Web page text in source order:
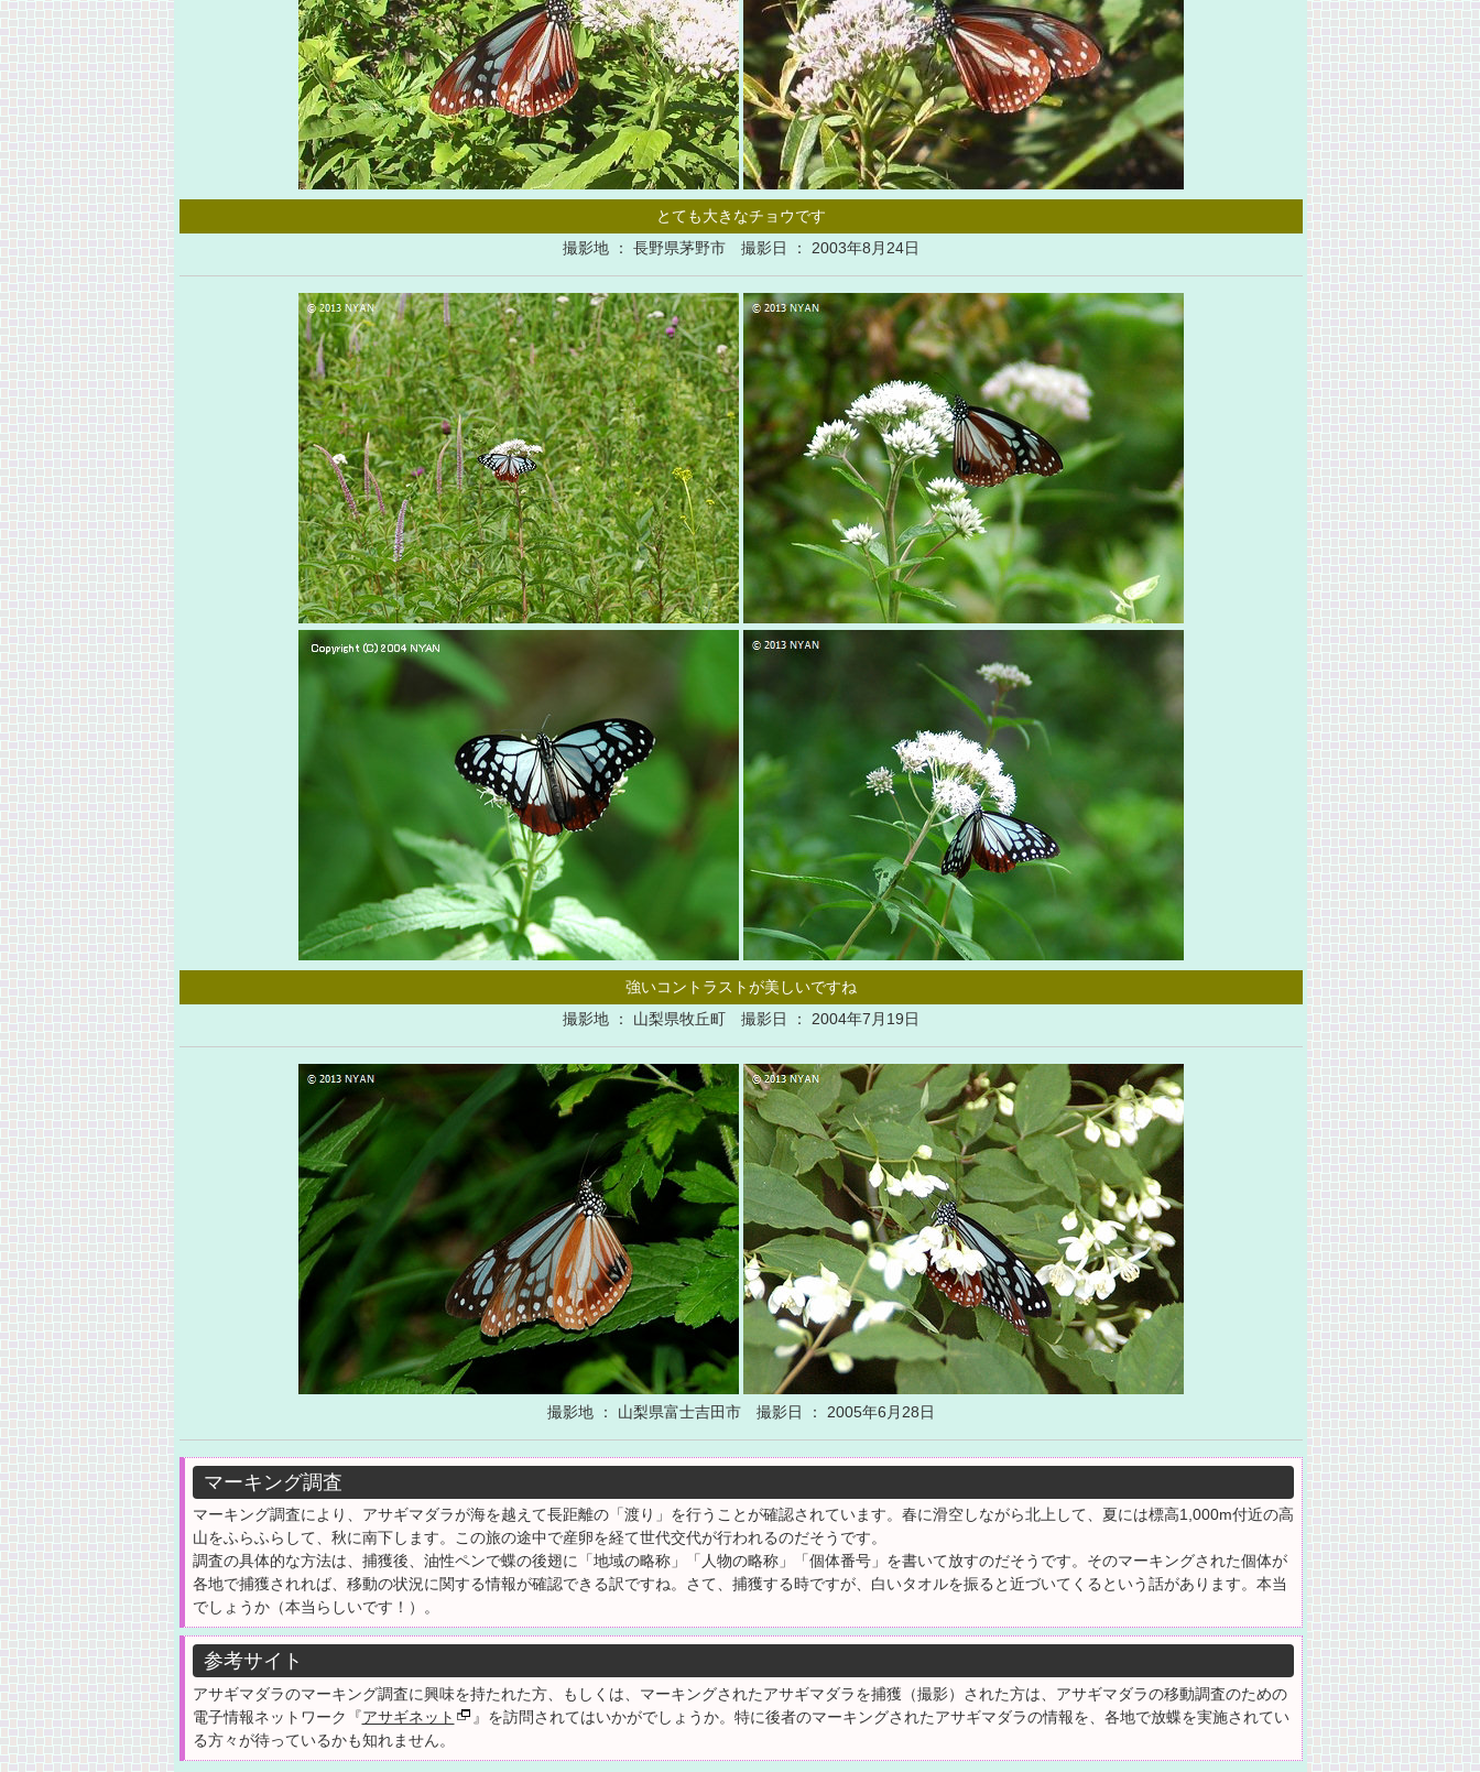
とても大きなチョウです
撮影地 ： 長野県茅野市 撮影日 ： 2003年8月24日
強いコントラストが美しいですね
撮影地 ： 山梨県牧丘町 撮影日 ： 2004年7月19日
撮影地 ： 山梨県富士吉田市 撮影日 ： 2005年6月28日
マーキング調査
マーキング調査により、アサギマダラが海を越えて長距離の「渡り」を行うことが確認されています。春に滑空しながら北上して、夏には標高1,000m付近の高
山をふらふらして、秋に南下します。この旅の途中で産卵を経て世代交代が行われるのだそうです。
調査の具体的な方法は、捕獲後、油性ペンで蝶の後翅に「地域の略称」「人物の略称」「個体番号」を書いて放すのだそうです。そのマーキングされた個体が
各地で捕獲されれば、移動の状況に関する情報が確認できる訳ですね。さて、捕獲する時ですが、白いタオルを振ると近づいてくるという話があります。本当
でしょうか（本当らしいです！）。
参考サイト
アサギマダラのマーキング調査に興味を持たれた方、もしくは、マーキングされたアサギマダラを捕獲（撮影）された方は、アサギマダラの移動調査のための
電子情報ネットワーク『アサギネット
』を訪問されてはいかがでしょうか。特に後者のマーキングされたアサギマダラの情報を、各地で放蝶を実施されてい
る方々が待っているかも知れません。